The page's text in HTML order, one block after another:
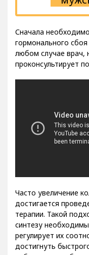
гормонального
любом случае
проконсультирует
достигается
терапии. Такой
синтезу
регулирует их
достигнуть
соблюдать